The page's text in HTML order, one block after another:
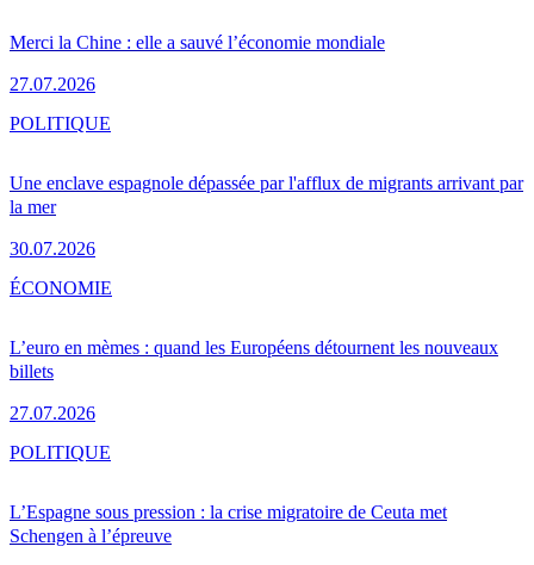
Merci la Chine : elle a sauvé l’économie mondiale
27.07.2026
Une enclave espagnole dépassée par l'afflux de migrants arrivant par
la mer
30.07.2026
POLITIQUE
L’euro en mèmes : quand les Européens détournent les nouveaux
billets
27.07.2026
ÉCONOMIE
L’Espagne sous pression : la crise migratoire de Ceuta met
Schengen à l’épreuve
POLITIQUE